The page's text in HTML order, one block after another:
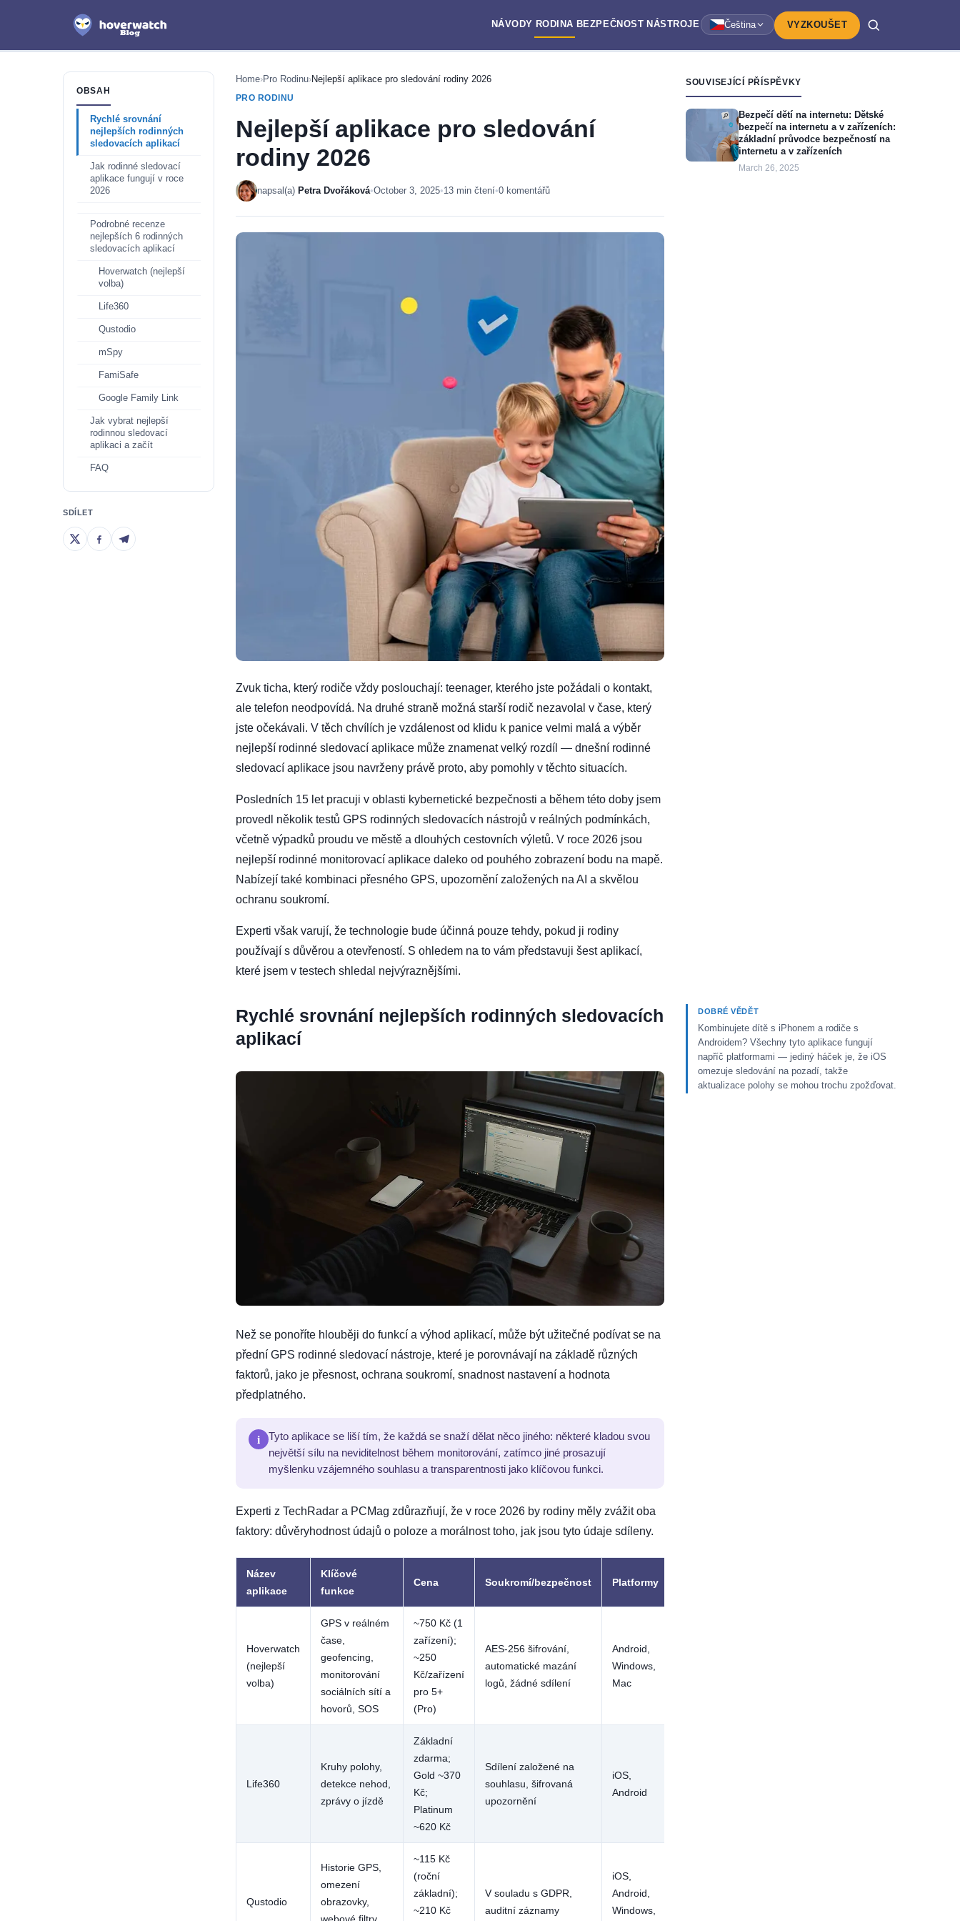
NÁVODY RODINA BEZPEČNOST NÁSTROJE Čeština VYZKOUŠET
OBSAH
Rychlé srovnání
nejlepších rodinných
sledovacích aplikací
Jak rodinné sledovací
aplikace fungují v roce
2026
Podrobné recenze
nejlepších 6 rodinných
sledovacích aplikací
Hoverwatch (nejlepší
volba)
Life360
Qustodio
mSpy
FamiSafe
Google Family Link
Jak vybrat nejlepší
rodinnou sledovací
aplikaci a začít
FAQ
SDÍLET
Home›Pro Rodinu›Nejlepší aplikace pro sledování rodiny 2026
PRO RODINU
Nejlepší aplikace pro sledování
rodiny 2026
napsal(a) Petra Dvořáková•October 3, 2025•13 min čtení•0 komentářů
Zvuk ticha, který rodiče vždy poslouchají: teenager, kterého jste požádali o kontakt,
ale telefon neodpovídá. Na druhé straně možná starší rodič nezavolal v čase, který
jste očekávali. V těch chvílích je vzdálenost od klidu k panice velmi malá a výběr
nejlepší rodinné sledovací aplikace může znamenat velký rozdíl — dnešní rodinné
sledovací aplikace jsou navrženy právě proto, aby pomohly v těchto situacích.
Posledních 15 let pracuji v oblasti kybernetické bezpečnosti a během této doby jsem
provedl několik testů GPS rodinných sledovacích nástrojů v reálných podmínkách,
včetně výpadků proudu ve městě a dlouhých cestovních výletů. V roce 2026 jsou
nejlepší rodinné monitorovací aplikace daleko od pouhého zobrazení bodu na mapě.
Nabízejí také kombinaci přesného GPS, upozornění založených na AI a skvělou
ochranu soukromí.
Experti však varují, že technologie bude účinná pouze tehdy, pokud ji rodiny
používají s důvěrou a otevřeností. S ohledem na to vám představuji šest aplikací,
které jsem v testech shledal nejvýraznějšími.
Rychlé srovnání nejlepších rodinných sledovacích
aplikací
Než se ponoříte hlouběji do funkcí a výhod aplikací, může být užitečné podívat se na
přední GPS rodinné sledovací nástroje, které je porovnávají na základě různých
faktorů, jako je přesnost, ochrana soukromí, snadnost nastavení a hodnota
předplatného.
i
Tyto aplikace se liší tím, že každá se snaží dělat něco jiného: některé kladou svou
největší sílu na neviditelnost během monitorování, zatímco jiné prosazují
myšlenku vzájemného souhlasu a transparentnosti jako klíčovou funkci.
Experti z TechRadar a PCMag zdůrazňují, že v roce 2026 by rodiny měly zvážit oba
faktory: důvěryhodnost údajů o poloze a morálnost toho, jak jsou tyto údaje sdíleny.
Název
aplikace
Klíčové
funkce
Cena Soukromí/bezpečnost Platformy
Hoverwatch
(nejlepší
volba)
GPS v reálném
čase,
geofencing,
monitorování
sociálních sítí a
hovorů, SOS
~750 Kč (1
zařízení);
~250
Kč/zařízení
pro 5+
(Pro)
AES-256 šifrování,
automatické mazání
logů, žádné sdílení
Android,
Windows,
Mac
Life360
Kruhy polohy,
detekce nehod,
zprávy o jízdě
Základní
zdarma;
Gold ~370
Kč;
Platinum
~620 Kč
Sdílení založené na
souhlasu, šifrovaná
upozornění
iOS,
Android
Qustodio
Historie GPS,
omezení
obrazovky,
webové filtry,
~115 Kč
(roční
základní);
~210 Kč
V souladu s GDPR,
auditní záznamy
iOS,
Android,
Windows,
SOUVISEJÍCÍ PŘÍSPĚVKY
Bezpečí dětí na internetu: Dětské
bezpečí na internetu a v zařízeních:
základní průvodce bezpečností na
internetu a v zařízeních
March 26, 2025
DOBRÉ VĚDĚT
Kombinujete dítě s iPhonem a rodiče s
Androidem? Všechny tyto aplikace fungují
napříč platformami — jediný háček je, že iOS
omezuje sledování na pozadí, takže
aktualizace polohy se mohou trochu zpožďovat.